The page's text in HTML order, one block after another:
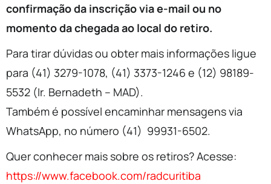
confirmação da inscrição via e-mail ou no
momento da chegada ao local do retiro.
Para tirar dúvidas ou obter mais informações ligue
para (41) 3279-1078, (41) 3373-1246 e (12) 98189-
5532 (Ir. Bernadeth – MAD).
Também é possível encaminhar mensagens via
WhatsApp, no número (41) 99931-6502.
Quer conhecer mais sobre os retiros? Acesse:
https://www.facebook.com/radcuritiba